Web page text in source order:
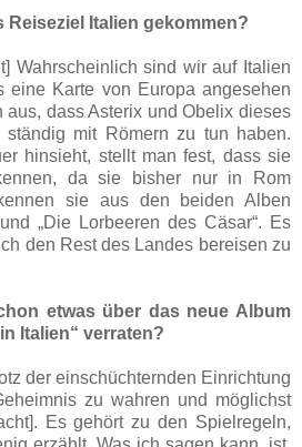
Reiseziel Italien gekommen?
Wahrscheinlich sind wir auf Italien
eine Karte von Europa angesehen
aus, dass Asterix und Obelix dieses
mit Römern zu tun haben.
hinsieht, stellt man fest, dass sie
da sie bisher nur in Rom
sie aus den beiden Alben
„Die Lorbeeren des Cäsar“. Es
den Rest des Landes bereisen zu
etwas über das neue Album
Italien“ verraten?
der einschüchternden Einrichtung
zu wahren und möglichst
Es gehört zu den Spielregeln,